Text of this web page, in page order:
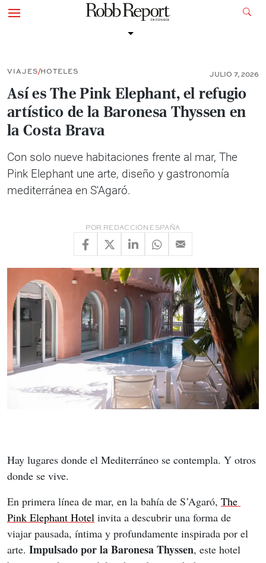
VIAJES HOTELES JULIO 7, 2026
Así es The Pink Elephant, el refugio
artístico de la Baronesa Thyssen en
la Costa Brava
Con solo nueve habitaciones frente al mar, The
Pink Elephant une arte, diseño y gastronomía
mediterránea en S'Agaró.
POR REDACCIÓN ESPAÑA
Hay lugares donde el Mediterráneo se contempla. Y otros
donde se vive.
En primera línea de mar, en la bahía de S’Agaró, The
Pink Elephant Hotel invita a descubrir una forma de
viajar pausada, íntima y profundamente inspirada por el
arte. Impulsado por la Baronesa Thyssen, este hotel